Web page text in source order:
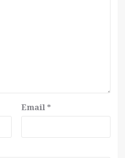
Email *